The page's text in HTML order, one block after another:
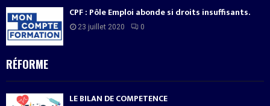
CPF : Pôle Emploi abonde si droits insuffisants.
23 juillet 2020 0
RÉFORME
LE BILAN DE COMPETENCE